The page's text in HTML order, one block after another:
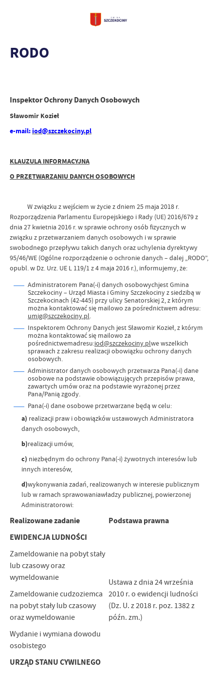
RODO
Inspektor Ochrony Danych Osobowych
Sławomir Kozieł
e-mail:iod@szczekociny.pl
KLAUZULA INFORMACYJNA
O PRZETWARZANIU DANYCH OSOBOWYCH
W związku z wejściem w życie z dniem 25 maja 2018 r.
Rozporządzenia Parlamentu Europejskiego i Rady (UE) 2016/679 z
dnia 27 kwietnia 2016 r. w sprawie ochrony osób fizycznych w
związku z przetwarzaniem danych osobowych i w sprawie
swobodnego przepływu takich danych oraz uchylenia dyrektywy
95/46/WE (Ogólne rozporządzenie o ochronie danych – dalej „RODO”,
opubl. w Dz. Urz. UE L 119/1 z 4 maja 2016 r.), informujemy, że:
Administratorem Pana(-i) danych osobowychjest Gmina
Szczekociny – Urząd Miasta i Gminy Szczekociny z siedzibą w
Szczekocinach (42-445) przy ulicy Senatorskiej 2, z którym
można kontaktować się mailowo za pośrednictwem adresu:
umig@szczekociny.pl.
Inspektorem Ochrony Danych jest Sławomir Kozieł, z którym
można kontaktować się mailowo za
pośrednictwemadresu:iod@szczekociny.plwe wszelkich
sprawach z zakresu realizacji obowiązku ochrony danych
osobowych.
Administrator danych osobowych przetwarza Pana(-i) dane
osobowe na podstawie obowiązujących przepisów prawa,
zawartych umów oraz na podstawie wyrażonej przez
Pana/Panią zgody.
Pana(-i) dane osobowe przetwarzane będą w celu:
a) realizacji praw i obowiązków ustawowych Administratora
danych osobowych,
b)realizacji umów,
c) niezbędnym do ochrony Pana(-i) żywotnych interesów lub
innych interesów,
d)wykonywania zadań, realizowanych w interesie publicznym
lub w ramach sprawowaniawładzy publicznej, powierzonej
Administratorowi:
Realizowane zadanie
Podstawa prawna
EWIDENCJA LUDNOŚCI
Zameldowanie na pobyt stały
lub czasowy oraz
wymeldowanie
Ustawa z dnia 24 września
2010 r. o ewidencji ludności
(Dz. U. z 2018 r. poz. 1382 z
późn. zm.)
Zameldowanie cudzoziemca
na pobyt stały lub czasowy
oraz wymeldowanie
Wydanie i wymiana dowodu
osobistego
URZĄD STANU CYWILNEGO